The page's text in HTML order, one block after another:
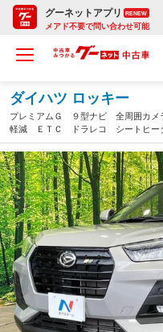
グーネットアプリ RENEW
メアド不要で問い合わせ可能
ダイハツ ロッキー
プレミアムＧ ９型ナビ 全周囲カ
軽減 ＥＴＣ ドラレコ シートヒ
ＬＥＤヘッド ＬＥＤフォグ Ｂｌｕ
シャルターンランプ（埼玉県）